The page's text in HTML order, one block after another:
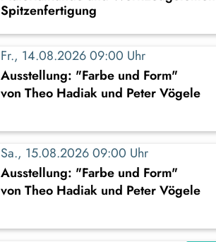
Spitzenfertigung
Fr., 14.08.2026 09:00 Uhr
Ausstellung: "Farbe und Form"
von Theo Hadiak und Peter Vögele
Sa., 15.08.2026 09:00 Uhr
Ausstellung: "Farbe und Form"
von Theo Hadiak und Peter Vögele